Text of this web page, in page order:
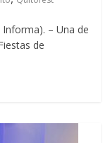
– Una de
de